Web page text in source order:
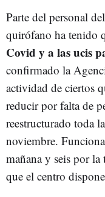
Parte del personal
quirófano ha tenido
Covid y a las ucis
confirmado la
actividad de ciertos
reducir por falta de
reestructurado toda
noviembre.
mañana y seis por
que el centro